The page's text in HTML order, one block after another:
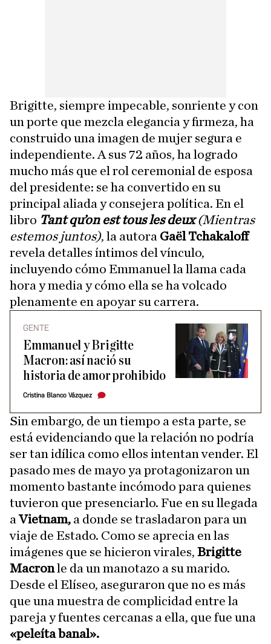
Brigitte, siempre impecable, sonriente y con
un porte que mezcla elegancia y firmeza, ha
construido una imagen de mujer segura e
independiente. A sus 72 años, ha logrado
mucho más que el rol ceremonial de esposa
del presidente: se ha convertido en su
principal aliada y consejera política. En el
libro Tant qu’on est tous les deux(Mientras
estemos juntos), la autora Gaël Tchakaloff
revela detalles íntimos del vínculo,
incluyendo cómo Emmanuel la llama cada
hora y media y cómo ella se ha volcado
plenamente en apoyar su carrera.
GENTE
Emmanuel y Brigitte
Macron: así nació su
historia de amor prohibido
Cristina Blanco Vázquez
Sin embargo, de un tiempo a esta parte, se
está evidenciando que la relación no podría
ser tan idílica como ellos intentan vender. El
pasado mes de mayo ya protagonizaron un
momento bastante incómodo para quienes
tuvieron que presenciarlo. Fue en su llegada
aVietnam, a donde se trasladaron para un
viaje de Estado. Como se aprecia en las
imágenes que se hicieron virales, Brigitte
Macronle da un manotazo a su marido.
Desde el Elíseo, aseguraron que no es más
que una muestra de complicidad entre la
pareja y fuentes cercanas a ella, que fue una
«peleíta banal».